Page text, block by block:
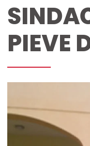
PIEVE